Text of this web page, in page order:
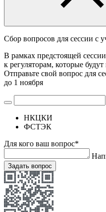
Сбор вопросов для сессии с
В рамках предстоящей
к регуляторам, которые
Отправьте свой вопрос для
до 1 ноября
НКЦКИ
ФСТЭК
Для кого ваш вопрос*
Задать вопрос